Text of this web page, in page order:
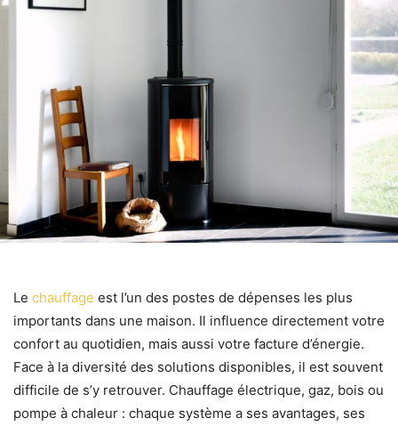
Le chauffage est l’un des postes de dépenses les plus
importants dans une maison. Il influence directement votre
confort au quotidien, mais aussi votre facture d’énergie.
Face à la diversité des solutions disponibles, il est souvent
difficile de s’y retrouver. Chauffage électrique, gaz, bois ou
pompe à chaleur : chaque système a ses avantages, ses